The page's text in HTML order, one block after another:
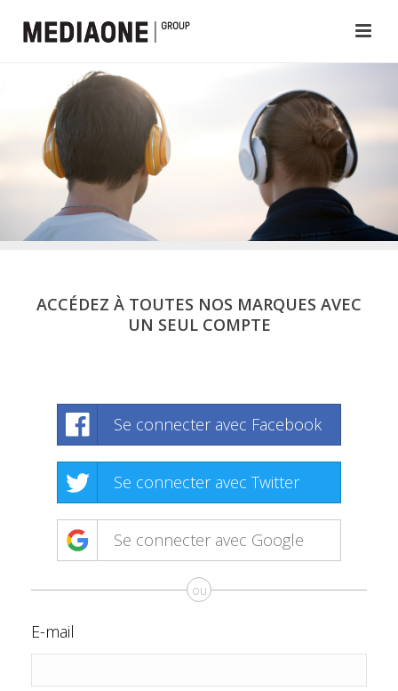
ACCÉDEZ À TOUTES NOS MARQUES AVEC
UN SEUL COMPTE
Se connecter avec Facebook
Se connecter avec Twitter
Se connecter avec Google
ou
E-mail